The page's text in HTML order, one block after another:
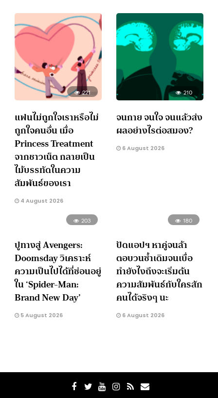
221
แฟนไม่ถูกใจเราหรือไม่
ถูกใจคนอื่น เมื่อ
Princess Treatment
จากชาวเน็ต กลายเป็น
ไม้บรรทัดในความ
สัมพันธ์ของเรา
4 August 2026
210
จนกาย จนใจ จนแล้วส่ง
ผลอย่างไรต่อสมอง?
6 August 2026
203
ปูทางสู่ Avengers:
Doomsday วิเคราะห์
ความเป็นไปได้ที่ซ่อนอยู่
ใน ‘Spider-Man:
Brand New Day’
5 August 2026
180
ปัดแอปฯ หาคู่จนล้า
ตอบวนซ้ำเดิมจนเบื่อ
ทำยังไงถึงจะเริ่มต้น
ความสัมพันธ์กับใครสัก
คนได้จริงๆ นะ
6 August 2026